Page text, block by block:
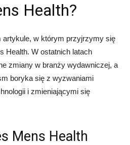
Health?
w którym przyjrzymy się
Health. W ostatnich latach
zmiany w branży wydawniczej, a
boryka się z wyzwaniami
i zmieniającymi się
Mens Health